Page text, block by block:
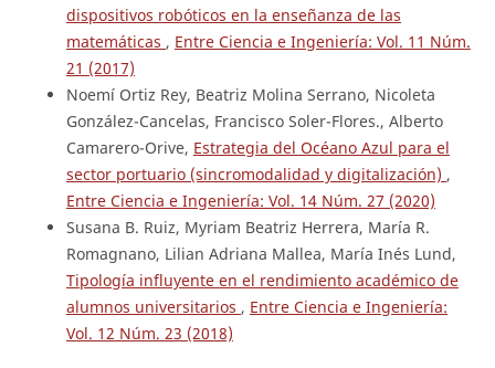
dispositivos robóticos en la enseñanza de las
matemáticas , Entre Ciencia e Ingeniería: Vol. 11 Núm.
21 (2017)
Noemí Ortiz Rey, Beatriz Molina Serrano, Nicoleta
González-Cancelas, Francisco Soler-Flores., Alberto
Camarero-Orive, Estrategia del Océano Azul para el
sector portuario (sincromodalidad y digitalización) ,
Entre Ciencia e Ingeniería: Vol. 14 Núm. 27 (2020)
Susana B. Ruiz, Myriam Beatriz Herrera, María R.
Romagnano, Lilian Adriana Mallea, María Inés Lund,
Tipología influyente en el rendimiento académico de
alumnos universitarios , Entre Ciencia e Ingeniería:
Vol. 12 Núm. 23 (2018)